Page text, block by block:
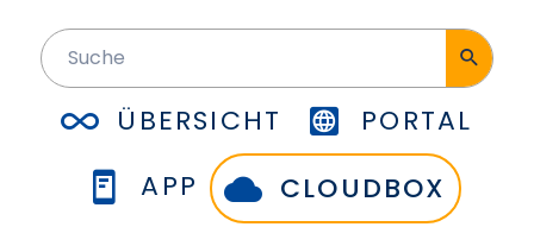
ÜBERSICHT
PORTAL
APP
CLOUDBOX